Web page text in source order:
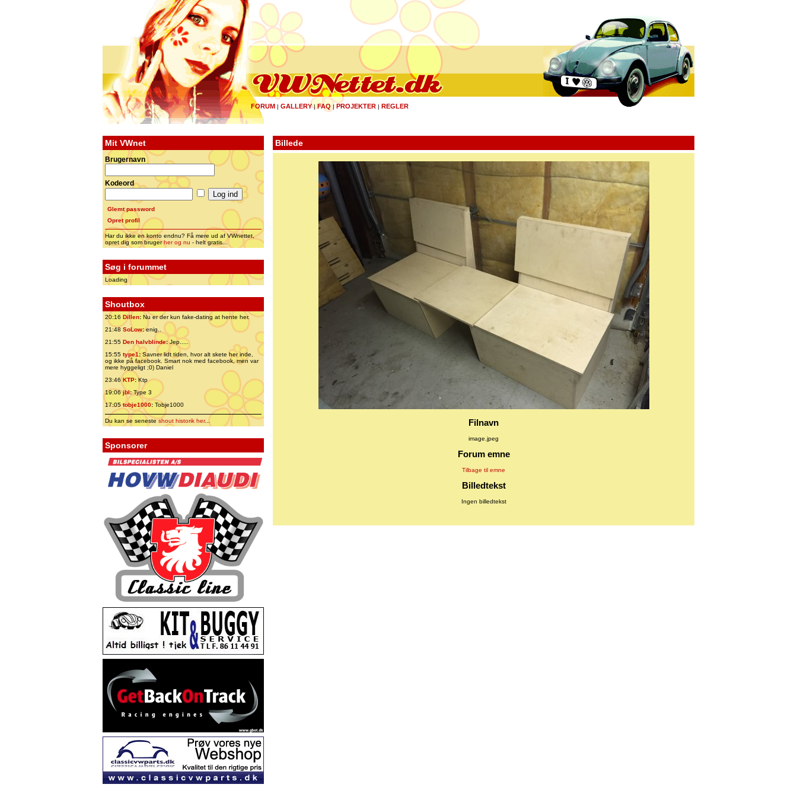
FORUM | GALLERY|FAQ | PROJEKTER | REGLER
Mit VWnet
Brugernavn
Kodeord
Glemt password
Opret profil
Har du ikke en konto endnu? Få mere ud af VWnettet,
opret dig som brugerher og nu - helt gratis...
Søg i forummet
Loading
Shoutbox
20:16 Dillen: Nu er der kun fake-dating at hente her.
21:48 SoLow:enig..
21:55 Den halvblinde:Jep.....
15:55 type1:Savner lidt tiden, hvor alt skete her inde,
og ikke på facebook. Smart nok med facebook, men var
mere hyggeligt ;0) Daniel
23:46 KTP:Ktp
19:06jbl:Type 3
17:05tobje1000: Tobje1000
Du kan se senesteshout historik her...
Sponsorer
Billede
Filnavn
image.jpeg
Forum emne
Tilbage til emne
Billedtekst
Ingen billedtekst